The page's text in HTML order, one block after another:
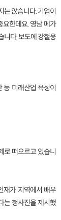
않습니다. 기업이
요한데요. 영남 메가
니다. 보도에 강철웅
미래산업 육성이
로 떠오르고 있습니
재가 지역에서 배우
는 청사진을 제시했